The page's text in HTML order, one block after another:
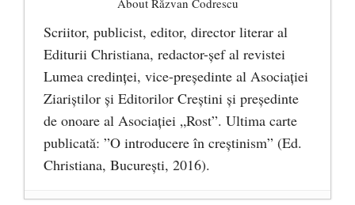
About Răzvan Codrescu
Scriitor, publicist, editor, director literar al
Editurii Christiana, redactor-şef al revistei
Lumea credinţei, vice-preşedinte al Asociaţiei
Ziariştilor şi Editorilor Creştini şi preşedinte
de onoare al Asociaţiei „Rost”. Ultima carte
publicată: ”O introducere în creștinism” (Ed.
Christiana, Bucureşti, 2016).